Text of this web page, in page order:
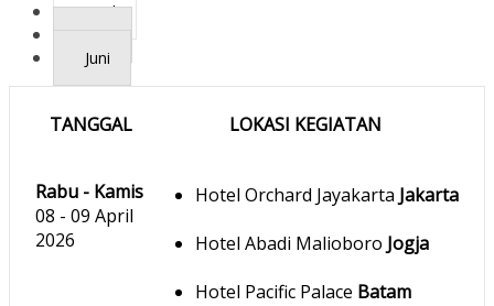
April
Juni
TANGGAL LOKASI KEGIATAN
Rabu - Kamis
08 - 09 April
2026
Hotel Orchard Jayakarta Jakarta
Hotel Abadi Malioboro Jogja
Hotel Pacific Palace Batam